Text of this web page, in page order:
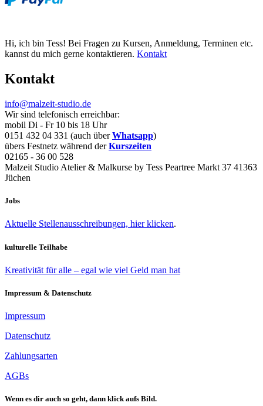
Hi, ich bin Tess! Bei Fragen zu Kursen, Anmeldung, Terminen etc.
kannst du mich gerne kontaktieren. Kontakt
Kontakt
info@malzeit-studio.de
Wir sind telefonisch erreichbar:
mobil Di - Fr 10 bis 18 Uhr
0151 432 04 331 (auch überWhatsapp)
übers Festnetz während derKurszeiten
02165 - 36 00 528
Malzeit Studio Atelier & Malkurse by Tess Peartree Markt 37 41363
Jüchen
Jobs
Aktuelle Stellenausschreibungen, hier klicken.
kulturelle Teilhabe
Kreativität für alle – egal wie viel Geld man hat
Impressum & Datenschutz
Impressum
Datenschutz
Zahlungsarten
AGBs
Wenn es dir auch so geht, dann klick aufs Bild.